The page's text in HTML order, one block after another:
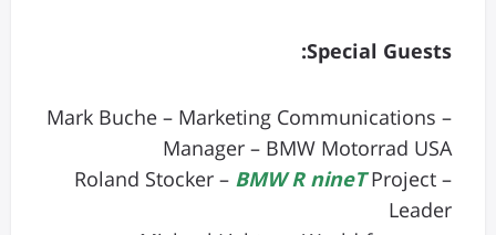
Special Guests:
– Mark Buche – Marketing Communications
Manager – BMW Motorrad USA
– Roland Stocker –
BMW R nineT Project
Leader